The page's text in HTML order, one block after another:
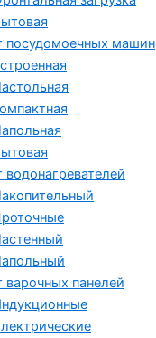
посудомоечных машин
водонагревателей
варочных панелей